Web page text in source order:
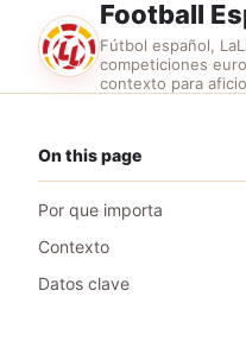
Football
Fútbol español,
competiciones
contexto para
On this page
Por que importa
Contexto
Datos clave